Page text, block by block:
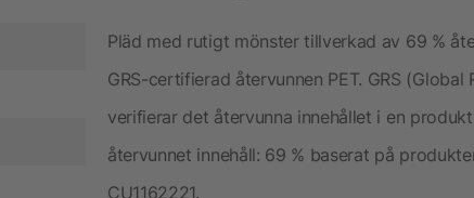
Pläd med rutigt mönster tillverkad av 69 %
GRS-certifierad återvunnen PET. GRS
verifierar det återvunna innehållet i en
återvunnet innehåll: 69 % baserat på
CU1162221.